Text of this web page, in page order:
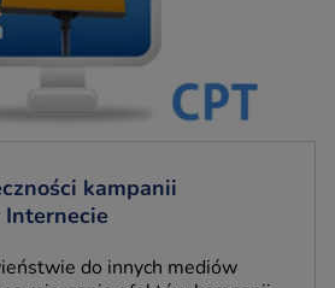
kampanii
do innych mediów